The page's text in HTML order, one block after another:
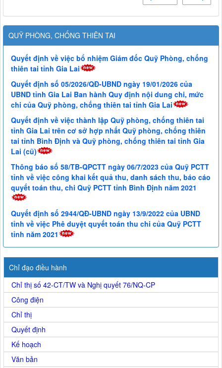
QUỸ PHÒNG, CHỐNG THIÊN TAI
Quyết định về việc bổ nhiệm Giám đốc Quỹ Phòng, chống
thiên tai tỉnh Gia Lai
Quyết định số 05/2026/QĐ-UBND ngày 19/01/2026 của
UBND tỉnh Gia Lai Ban hành Quy định nội dung chi, mức
chi của Quỹ phòng, chống thiên tai tỉnh Gia Lai
Quyết định về việc thành lập Quỹ phòng, chống thiên tai
tỉnh Gia Lai trên cơ sở hợp nhất Quỹ phòng, chống thiên
tai tỉnh Bình Định và Quỹ phòng, chống thiên tai tỉnh Gia
Lai (cũ)
Thông báo số 58/TB-QPCTT ngày 06/7/2023 của Quỹ PCTT
tỉnh về việc công khai kết quả thu, danh sách thu, báo cáo
quyết toán thu, chi Quỹ PCTT tỉnh Bình Định năm 2021
Quyết định số 2944/QĐ-UBND ngày 13/9/2022 của UBND
tỉnh về việc Phê duyệt quyết toán thu chi của Quỹ PCTT
tỉnh năm 2021
Chỉ đạo điều hành
Chỉ thị số 42-CT/TW và Nghị quyết 76/NQ-CP
Công điện
Chỉ thị
Quyết định
Kế hoạch
Văn bản